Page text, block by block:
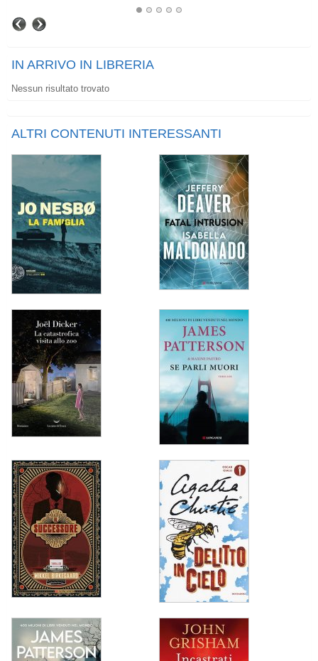
IN ARRIVO IN LIBRERIA
Nessun risultato trovato
ALTRI CONTENUTI INTERESSANTI